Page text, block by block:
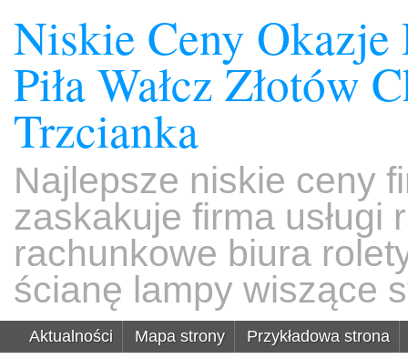
Niskie Ceny
Piła Wałcz Złotów
Trzcianka
Najlepsze niskie ceny
zaskakuje firma usługi
rachunkowe biura
ścianę lampy wiszące
Aktualności Mapa strony Przykładowa strona